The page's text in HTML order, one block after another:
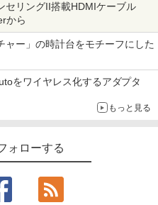
セリングII搭載HDMIケーブル
から
ャー」の時計台をモチーフにした
をワイヤレス化するアダプタ
もっと見る
ォローする